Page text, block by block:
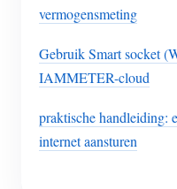
vermogensmeting
Gebruik Smart socket
IAMMETER-cloud
praktische handleiding:
internet aansturen